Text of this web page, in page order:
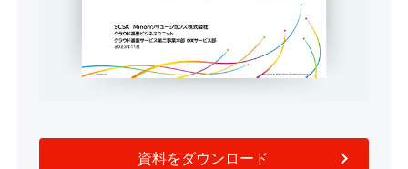
資料をダウンロード